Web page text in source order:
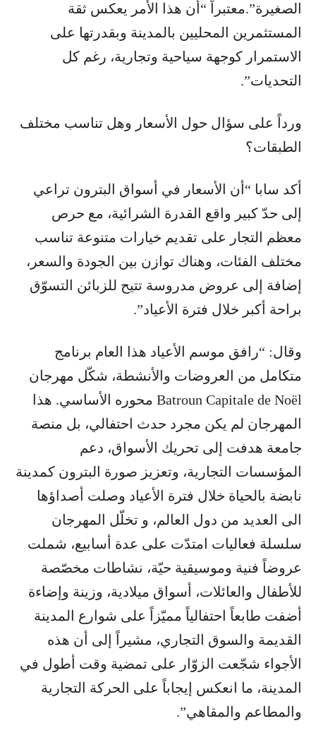
الصغيرة”.معتبراً “أن هذا الأمر يعكس ثقة
المستثمرين المحليين بالمدينة وبقدرتها على
الاستمرار كوجهة سياحية وتجارية، رغم كل
التحديات”.
ورداً على سؤال حول الأسعار وهل تناسب مختلف
الطبقات؟
أكد سابا “أن الأسعار في أسواق البترون تراعي
إلى حدّ كبير واقع القدرة الشرائية، مع حرص
معظم التجار على تقديم خيارات متنوعة تناسب
مختلف الفئات، وهناك توازن بين الجودة والسعر،
إضافة إلى عروض مدروسة تتيح للزبائن التسوّق
براحة أكبر خلال فترة الأعياد”.
وقال: “رافق موسم الأعياد هذا العام برنامج
متكامل من العروضات والأنشطة، شكّل مهرجان
Batroun Capitale de Noël محوره الأساسي. هذا
المهرجان لم يكن مجرد حدث احتفالي، بل منصة
جامعة هدفت إلى تحريك الأسواق، دعم
المؤسسات التجارية، وتعزيز صورة البترون كمدينة
نابضة بالحياة خلال فترة الأعياد وصلت أصداؤها
الى العديد من دول العالم، و تخلّل المهرجان
سلسلة فعاليات امتدّت على عدة أسابيع، شملت
عروضاً فنية وموسيقية حيّة، نشاطات مخصّصة
للأطفال والعائلات، أسواق ميلادية، وزينة وإضاءة
أضفت طابعاً احتفالياً مميّزاً على شوارع المدينة
القديمة والسوق التجاري، مشيراً إلى أن هذه
الأجواء شجّعت الزوّار على تمضية وقت أطول في
المدينة، ما انعكس إيجاباً على الحركة التجارية
والمطاعم والمقاهي”.